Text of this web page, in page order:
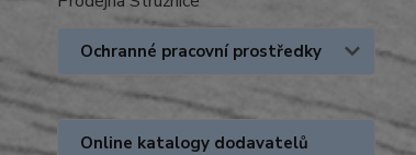
Ochranné pracovní prostředky
Online katalogy dodavatelů